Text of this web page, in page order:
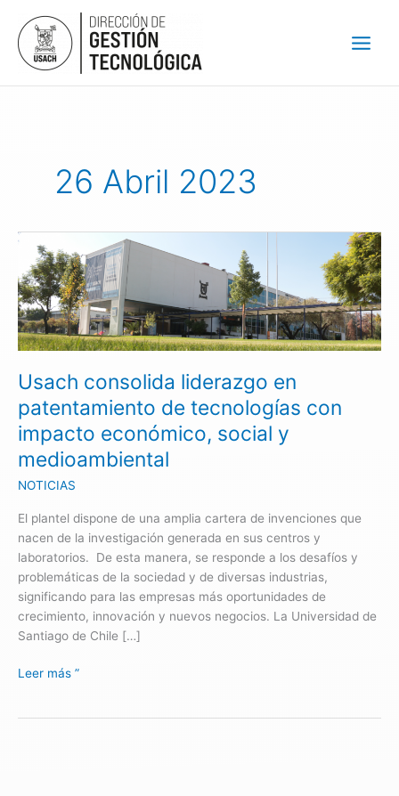
contenido
26 Abril 2023
Usach consolida liderazgo en
patentamiento de tecnologías con
impacto económico, social y
medioambiental
NOTICIAS
El plantel dispone de una amplia cartera de invenciones que
nacen de la investigación generada en sus centros y
laboratorios. De esta manera, se responde a los desafíos y
problemáticas de la sociedad y de diversas industrias,
significando para las empresas más oportunidades de
crecimiento, innovación y nuevos negocios. La Universidad de
Santiago de Chile […]
Usach
consolida
liderazgo
en
patentamiento
de
con
impacto
económico,
social
y
Leer más ”